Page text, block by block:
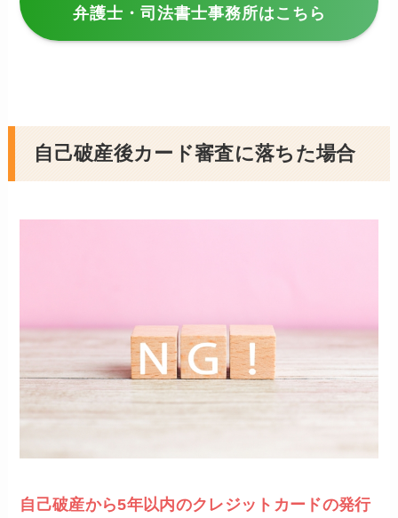
弁護士・司法書士事務所はこちら
自己破産後カード審査に落ちた場合
自己破産から5年以内のクレジットカードの発行